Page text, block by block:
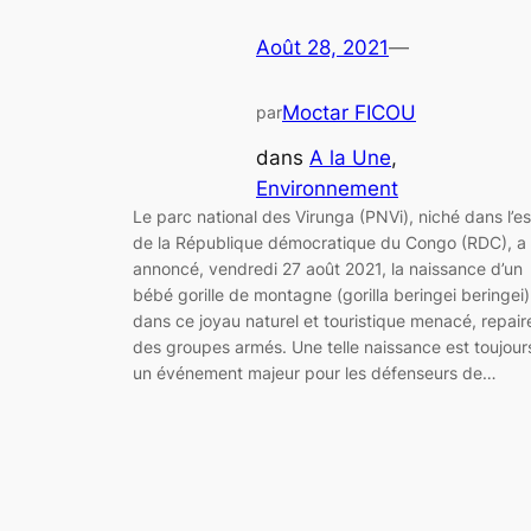
Août 28, 2021—
parMoctar FICOU
dans A la Une
Environnement
Le parc national des Virunga (PNVi), niché dans
de la République démocratique du Congo (RDC), a
annoncé, vendredi 27 août 2021, la naissance d’un
bébé gorille de montagne (gorilla beringei beringei)
dans ce joyau naturel et touristique menacé,
des groupes armés. Une telle naissance est
un événement majeur pour les défenseurs de…